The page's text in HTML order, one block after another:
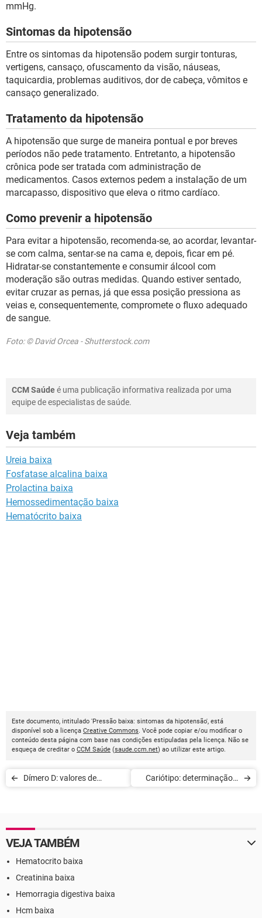
mmHg.
Sintomas da hipotensão
Entre os sintomas da hipotensão podem surgir tonturas,
vertigens, cansaço, ofuscamento da visão, náuseas,
taquicardia, problemas auditivos, dor de cabeça, vômitos e
cansaço generalizado.
Tratamento da hipotensão
A hipotensão que surge de maneira pontual e por breves
períodos não pede tratamento. Entretanto, a hipotensão
crônica pode ser tratada com administração de
medicamentos. Casos externos pedem a instalação de um
marcapasso, dispositivo que eleva o ritmo cardíaco.
Como prevenir a hipotensão
Para evitar a hipotensão, recomenda-se, ao acordar, levantar-
se com calma, sentar-se na cama e, depois, ficar em pé.
Hidratar-se constantemente e consumir álcool com
moderação são outras medidas. Quando estiver sentado,
evitar cruzar as pernas, já que essa posição pressiona as
veias e, consequentemente, compromete o fluxo adequado
de sangue.
Foto: © David Orcea - Shutterstock.com
CCM Saúdeé uma publicação informativa realizada por uma
equipe de especialistas de saúde.
Veja também
Ureia baixa
Fosfatase alcalina baixa
Prolactina baixa
Hemossedimentação baixa
Hematócrito baixa
Este documento, intitulado 'Pressão baixa: sintomas da hipotensão', está
disponível sob a licença Creative Commons. Você pode copiar e/ou modificar o
conteúdo desta página com base nas condições estipuladas pela licença. Não se
esqueça de creditar o CCM Saúde (saude.ccm.net) ao utilizar este artigo.
Dímero D: valores de
Cariótipo: determinação e
VEJA TAMBÉM
Hematocrito baixa
Creatinina baixa
Hemorragia digestiva baixa
Hcm baixa